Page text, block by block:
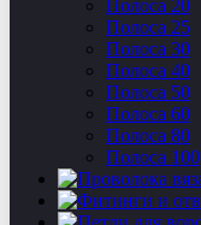
Полоса 20
Полоса 25
Полоса 30
Полоса 40
Полоса 50
Полоса 60
Полоса 80
Полоса 100